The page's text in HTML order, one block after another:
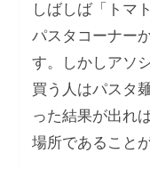
しばしば「トマ
パスタコーナー
す。しかしアソ
買う人はパスタ
った結果が出れ
場所であること